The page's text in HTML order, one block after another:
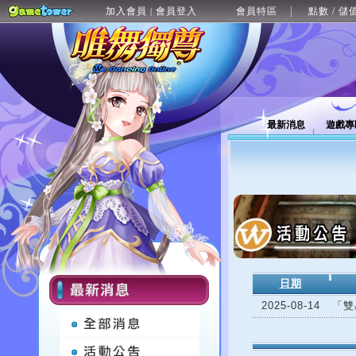
加入會員 | 會員登入 會員特區 點數 / 儲
最新消息 遊戲
日期
2025-08-14
「